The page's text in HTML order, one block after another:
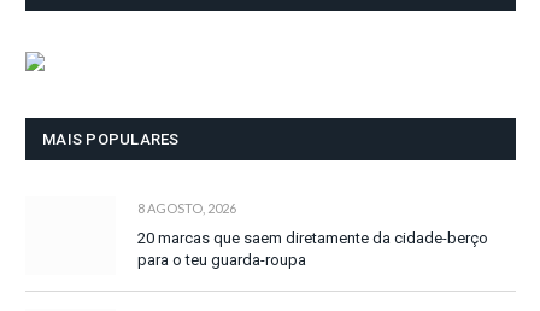
MAIS POPULARES
8 AGOSTO, 2026
20 marcas que saem diretamente da cidade-berço
para o teu guarda-roupa